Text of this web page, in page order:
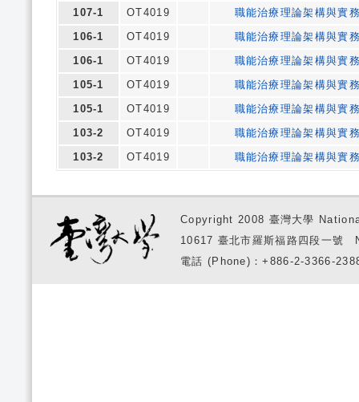
107-1
OT4019
職能治療理論架構與實
106-1
OT4019
職能治療理論架構與實
106-1
OT4019
職能治療理論架構與實
105-1
OT4019
職能治療理論架構與實
105-1
OT4019
職能治療理論架構與實
103-2
OT4019
職能治療理論架構與實
103-2
OT4019 職能治療理論架構與實
Copyright 2008 臺灣大學
10617 臺北市羅斯福路四段一
電話 (Phone)：+886-2-3366-